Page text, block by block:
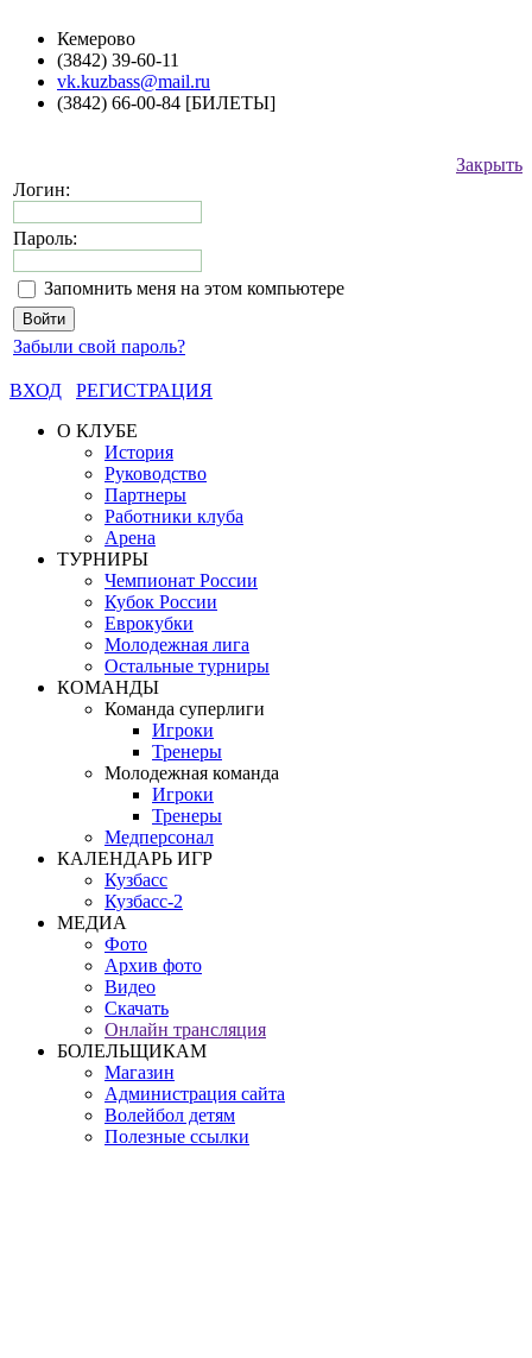
Кемерово
(3842) 39-60-11
vk.kuzbass@mail.ru
(3842) 66-00-84 [БИЛЕТЫ]
Закрыть
Логин:
Пароль:
Запомнить меня на этом компьютере
Забыли свой пароль?
ВХОД
РЕГИСТРАЦИЯ
О КЛУБЕ
История
Руководство
Партнеры
Работники клуба
Арена
ТУРНИРЫ
Чемпионат России
Кубок России
Еврокубки
Молодежная лига
Остальные турниры
КОМАНДЫ
Команда суперлиги
Игроки
Тренеры
Молодежная команда
Игроки
Тренеры
Медперсонал
КАЛЕНДАРЬ ИГР
Кузбасс
Кузбасс-2
МЕДИА
Фото
Архив фото
Видео
Скачать
Онлайн трансляция
БОЛЕЛЬЩИКАМ
Магазин
Администрация сайта
Волейбол детям
Полезные ссылки